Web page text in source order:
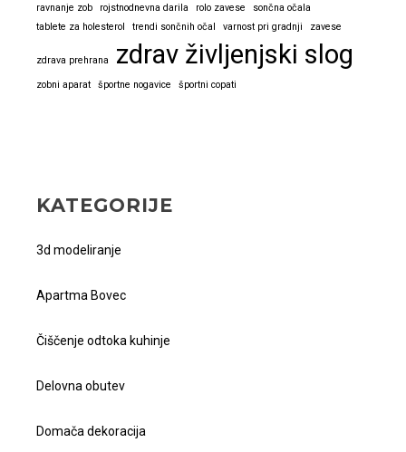
ravnanje zob
rojstnodnevna darila rolo zavese
sončna očala
tablete za holesterol
trendi sončnih očal varnost pri gradnji zavese
zdrava prehrana zdrav življenjski slog
zobni aparat športne nogavice športni copati
KATEGORIJE
3d modeliranje
Apartma Bovec
Čiščenje odtoka kuhinje
Delovna obutev
Domača dekoracija